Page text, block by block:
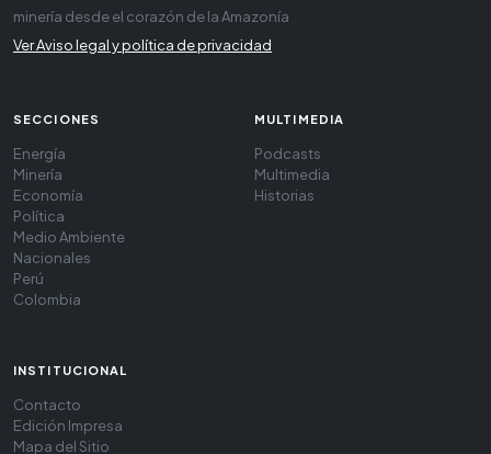
minería desde el corazón de la Amazonía
Ver Aviso legal y política de privacidad
SECCIONES
Energía
Minería
Economía
Política
Medio Ambiente
Nacionales
Perú
Colombia
MULTIMEDIA
Podcasts
Multimedia
Historias
INSTITUCIONAL
Contacto
Edición Impresa
Mapa del Sitio